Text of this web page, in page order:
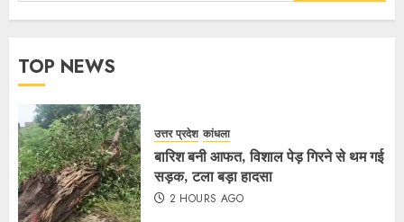
TOP NEWS
उत्तर प्रदेश कांधला
बारिश बनी आफत, विशाल पेड़ गिरने से थम गई
सड़क, टला बड़ा हादसा
2 HOURS AGO